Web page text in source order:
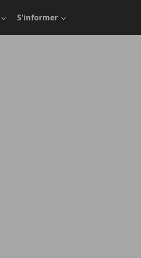
S'informer